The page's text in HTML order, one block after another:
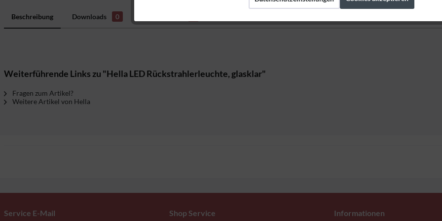
Beschreibung Downloads 0
Weiterführende Links zu "Hella LED Rückstrahlerleuchte, glasklar"
Fragen zum Artikel?
Weitere Artikel von Hella
Service E-Mail Shop Service Informationen